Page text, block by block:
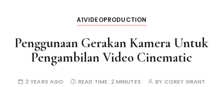
A1VIDEOPRODUCTION
Penggunaan Gerakan Kamera Untuk
Pengambilan Video Cinematic
2 YEARS AGO READ TIME: 2 MINUTES BY COREY GRANT